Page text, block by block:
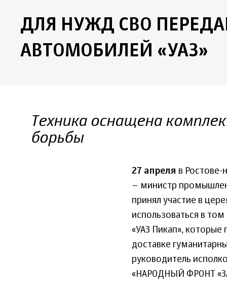
ДЛЯ НУЖД СВО
АВТОМОБИЛЕЙ «УАЗ»
Техника оснащена
борьбы
27 апреля в Ростове-
– министр
принял участие в
использоваться в
«УАЗ Пикап», которые
доставке
руководитель
«НАРОДНЫЙ ФРОНТ